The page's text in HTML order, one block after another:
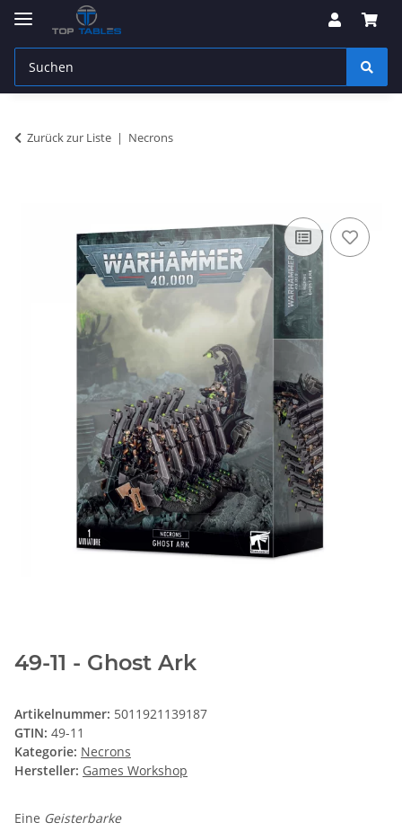
Zurück zur Liste Necrons
49-11 - Ghost Ark
Artikelnummer: 5011921139187
GTIN: 49-11
Kategorie: Necrons
Hersteller: Games Workshop
Eine Geisterbarke